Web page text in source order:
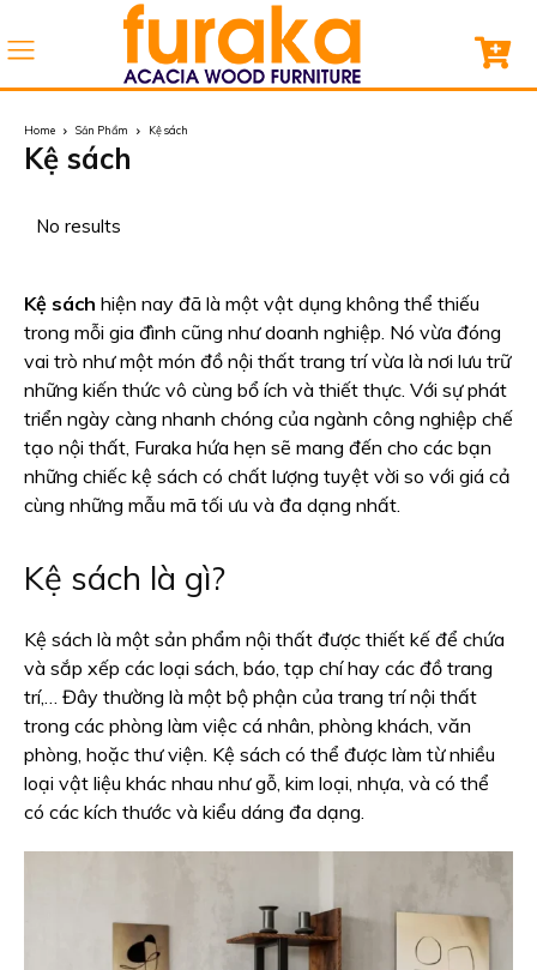
Home Sản Phẩm Kệ sách
Kệ sách
Kệ sách hiện nay đã là một vật dụng không thể thiếu
trong mỗi gia đình cũng như doanh nghiệp. Nó vừa đóng
vai trò như một món đồ nội thất trang trí vừa là nơi lưu trữ
những kiến thức vô cùng bổ ích và thiết thực. Với sự phát
triển ngày càng nhanh chóng của ngành công nghiệp chế
tạo nội thất, Furaka hứa hẹn sẽ mang đến cho các bạn
những chiếc kệ sách có chất lượng tuyệt vời so với giá cả
cùng những mẫu mã tối ưu và đa dạng nhất.
Kệ sách là gì?
Kệ sách là một sản phẩm nội thất được thiết kế để chứa
và sắp xếp các loại sách, báo, tạp chí hay các đồ trang
trí,… Đây thường là một bộ phận của trang trí nội thất
trong các phòng làm việc cá nhân, phòng khách, văn
phòng, hoặc thư viện. Kệ sách có thể được làm từ nhiều
loại vật liệu khác nhau như gỗ, kim loại, nhựa, và có thể
có các kích thước và kiểu dáng đa dạng.